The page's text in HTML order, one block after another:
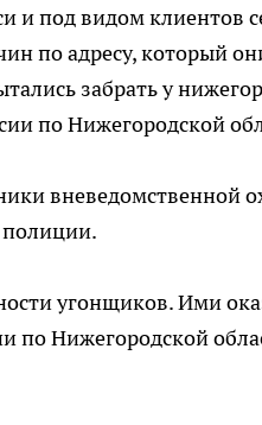
и под видом клиентов
по адресу, который
забрать у
по Нижегородской
вневедомственной
полиции.
угонщиков. Ими
по Нижегородской